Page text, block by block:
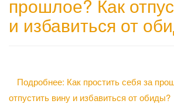
прошлое? Как
и избавиться от
Подробнее: Как простить себя за
отпустить вину и избавиться от обиды?